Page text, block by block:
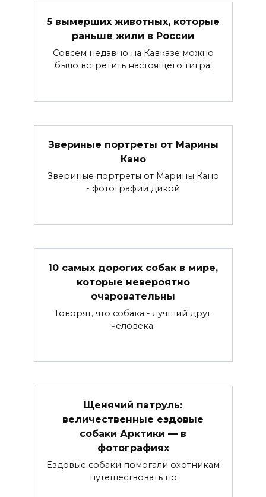
5 вымерших животных, которые
раньше жили в России
Совсем недавно на Кавказе можно
было встретить настоящего тигра;
Звериные портреты от Марины
Кано
Звериные портреты от Марины Кано
- фотографии дикой
10 самых дорогих собак в мире,
которые невероятно
очаровательны
Говорят, что собака - лучший друг
человека.
Щенячий патруль:
величественные ездовые
собаки Арктики — в
фотографиях
Ездовые собаки помогали охотникам
путешествовать по